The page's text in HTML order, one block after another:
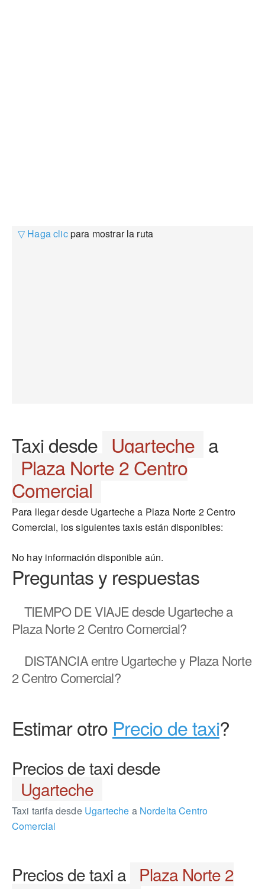
▽ Haga clicpara mostrar la ruta
Taxi desde Ugarteche a
Plaza Norte 2 Centro
Comercial
Para llegar desde Ugarteche a Plaza Norte 2 Centro
Comercial, los siguientes taxis están disponibles:
No hay información disponible aún.
Preguntas y respuestas
TIEMPO DE VIAJEdesde Ugarteche a
Plaza Norte 2 Centro Comercial?
DISTANCIAentre Ugarteche y Plaza Norte
2 Centro Comercial?
Estimar otro Precio de taxi?
Precios de taxi desde
Ugarteche
Taxi tarifa desdeUgarteche aNordelta Centro
Comercial
Precios de taxi a Plaza Norte 2